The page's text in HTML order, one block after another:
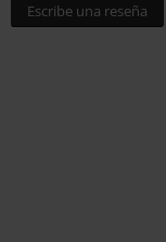
Escribe una reseña